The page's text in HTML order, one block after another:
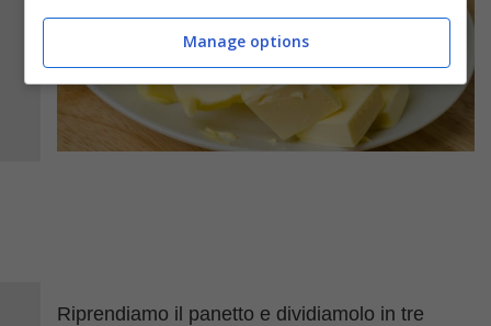
Riprendiamo il panetto e dividiamolo in tre
Manage options